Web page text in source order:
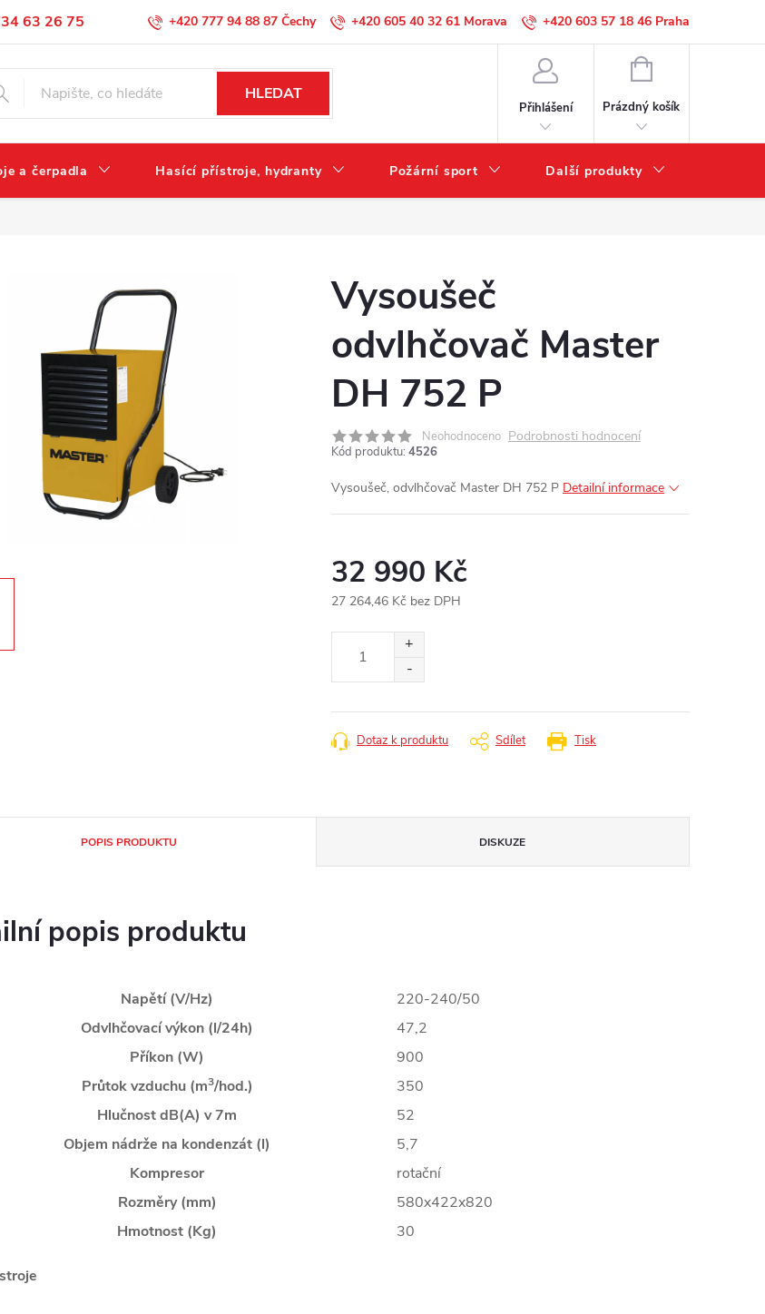
63 26 75
osobních údajů +420 777 94 88 87 +420 605 40 32 61 +420 603 57 18 46
HLEDAT
Přihlášení
NÁKUPNÍ
Prázdný košík
a čerpadla Hasící přístroje, hydranty Požární sport Další produkty
Vysoušeč
odvlhčovač Master
DH 752 P
Neohodnoceno Podrobnosti hodnocení
Kód produktu: 4526
Vysoušeč, odvlhčovač Master DH 752 P Detailní informace
32 990 Kč
27 264,46 Kč bez DPH
Tisk
Dotaz k produktu Sdílet
POPIS PRODUKTU DISKUZE
popis produktu
Napětí (V/Hz)
220-240/50
Odvlhčovací výkon (l/24h)
47,2
Příkon (W)
900
Průtok vzduchu (m3/hod.)
350
Hlučnost dB(A) v 7m
52
Objem nádrže na kondenzát (l)
5,7
Kompresor
rotační
Rozměry (mm)
580x422x820
Hmotnost (Kg)
30